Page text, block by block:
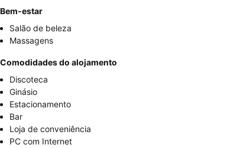
Bem-estar
Salão de beleza
Massagens
Comodidades do alojamento
Discoteca
Ginásio
Estacionamento
Bar
Loja de conveniência
PC com Internet